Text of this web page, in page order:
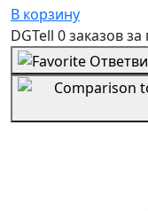
В корзину
DGTell 0 заказовза